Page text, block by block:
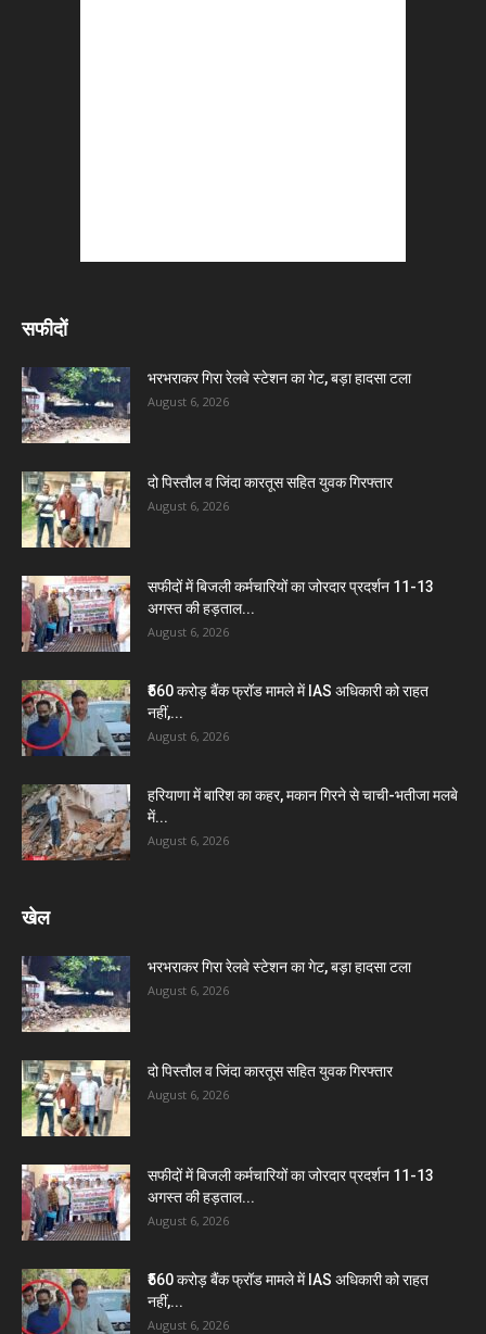
सफीदों
भरभराकर गिरा रेलवे स्टेशन का गेट, बड़ा हादसा टला
August 6, 2026
दो पिस्तौल व जिंदा कारतूस सहित युवक गिरफ्तार
August 6, 2026
सफीदों में बिजली कर्मचारियों का जोरदार प्रदर्शन 11-13
अगस्त की हड़ताल...
August 6, 2026
₹560 करोड़ बैंक फ्रॉड मामले में IAS अधिकारी को राहत
नहीं,...
August 6, 2026
हरियाणा में बारिश का कहर, मकान गिरने से चाची-भतीजा मलबे
में...
August 6, 2026
खेल
भरभराकर गिरा रेलवे स्टेशन का गेट, बड़ा हादसा टला
August 6, 2026
दो पिस्तौल व जिंदा कारतूस सहित युवक गिरफ्तार
August 6, 2026
सफीदों में बिजली कर्मचारियों का जोरदार प्रदर्शन 11-13
अगस्त की हड़ताल...
August 6, 2026
₹560 करोड़ बैंक फ्रॉड मामले में IAS अधिकारी को राहत
नहीं,...
August 6, 2026